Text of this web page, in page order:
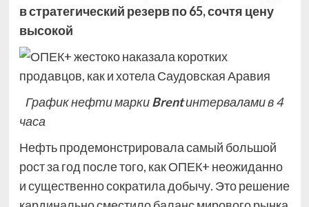
в стратегический резерв по 65, сочтя цену
высокой
График нефти маркиBrentинтервалами в 4
часа
Нефть продемонстрировала самый большой
рост за год после того, как ОПЕК+ неожиданно
и существенно сократила добычу. Это решение